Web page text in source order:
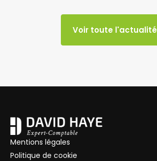
Voir toute l'actualité
Mentions légales
Politique de cookie